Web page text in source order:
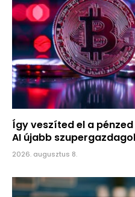
Így veszíted el a
AI újabb
2026. augusztus 8.